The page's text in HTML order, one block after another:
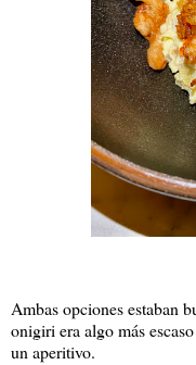
Ambas opciones estaban
onigiri era algo más
un aperitivo.